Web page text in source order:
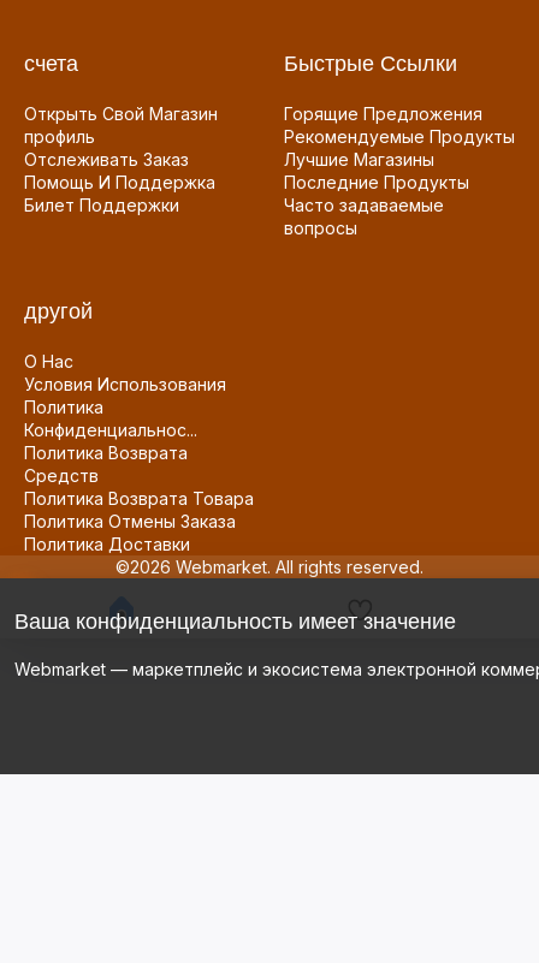
счета
Открыть Свой Магазин
профиль
Отслеживать Заказ
Помощь И Поддержка
Билет Поддержки
Быстрые Ссылки
Горящие Предложения
Рекомендуемые Продукты
Лучшие Магазины
Последние Продукты
Часто задаваемые
вопросы
другой
О Нас
Условия Использования
Политика
Конфиденциальнос...
Политика Возврата
Средств
Политика Возврата Товара
Политика Отмены Заказа
Политика Доставки
©2026 Webmarket. All rights reserved.
Ваша конфиденциальность имеет значение
Webmarket — маркетплейс и экосистема электронной